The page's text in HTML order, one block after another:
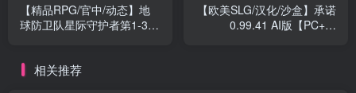
【精品RPG/官中/动态】地
球防卫队星际守护者第1-3話
【欧美SLG/汉化/沙盒】承诺
0.99.41 AI版【PC+安
相关推荐